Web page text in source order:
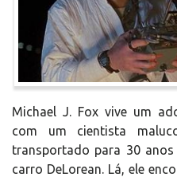
Michael J. Fox vive um
com um cientista
transportado para 30
carro DeLorean. Lá, ele